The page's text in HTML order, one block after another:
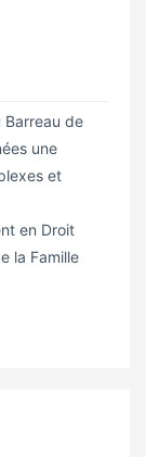
Barreau de
une
et
en Droit
la Famille